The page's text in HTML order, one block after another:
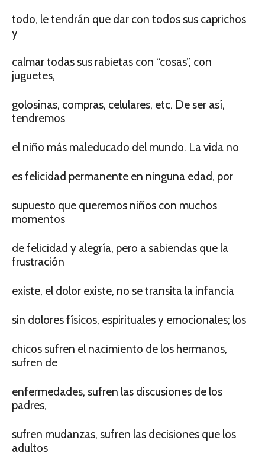
todo, le tendrán que dar con todos sus caprichos
y
calmar todas sus rabietas con “cosas”, con
juguetes,
golosinas, compras, celulares, etc. De ser así,
tendremos
el niño más maleducado del mundo. La vida no
es felicidad permanente en ninguna edad, por
supuesto que queremos niños con muchos
momentos
de felicidad y alegría, pero a sabiendas que la
frustración
existe, el dolor existe, no se transita la infancia
sin dolores físicos, espirituales y emocionales; los
chicos sufren el nacimiento de los hermanos,
sufren de
enfermedades, sufren las discusiones de los
padres,
sufren mudanzas, sufren las decisiones que los
adultos